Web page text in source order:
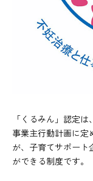
「くるみん」認定
事業主行動計画に定
が、子育てサポート
ができる制度です。